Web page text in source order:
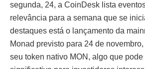
segunda, 24, a CoinDesk lista
relevância para a semana que se
destaques está o lançamento da
Monad previsto para 24 de
seu token nativo MON, algo que pode